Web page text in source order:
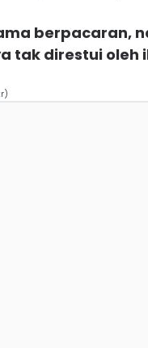
berpacaran,
tak direstui oleh